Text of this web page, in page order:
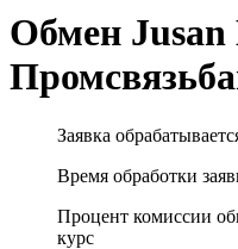
Обмен
Заявка
Время обработки
Процент комиссии
курс